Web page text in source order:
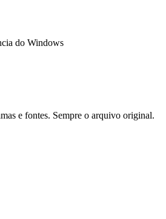
do Windows
e fontes. Sempre o arquivo original.